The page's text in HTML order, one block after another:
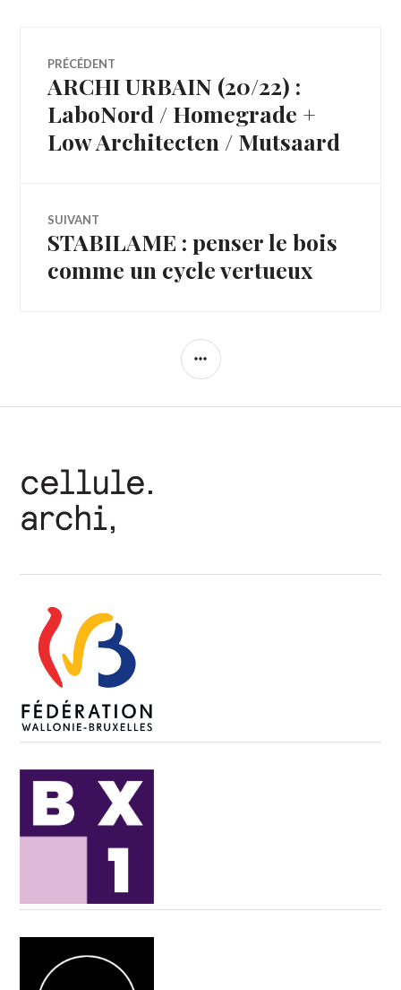
Navigation
de
l’article
PRÉCÉDENT
Article
précédent :
ARCHI URBAIN (20/22) :
LaboNord / Homegrade +
Low Architecten / Mutsaard
SUIVANT
Article
STABILAME : penser le bois
comme un cycle vertueux
COLONNE